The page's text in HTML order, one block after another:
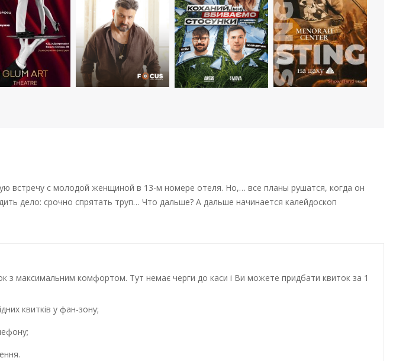
встречу с молодой женщиной в 13-м номере отеля. Но,… все планы рушатся, когда он
дело: срочно спрятать труп… Что дальше? А дальше начинается калейдоскоп
з максимальним комфортом. Тут немає черги до каси і Ви можете придбати квиток за 1
квитків у фан-зону;